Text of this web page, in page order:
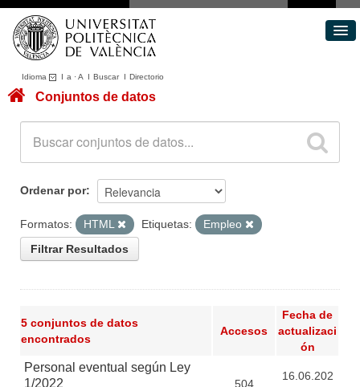
Idioma I a ·A I BuscarI Directorio
Conjuntos de datos
Acerca de
Portal de Transparencia
Conjuntos de datos
Ordenar por
Formatos: HTML Etiquetas:
Empleo
Filtrar Resultados
5 conjuntos de datos
encontrados
Accesos
Fecha de
actualizaci
ón
Personal eventual según Ley
1/2022
504
16.06.202